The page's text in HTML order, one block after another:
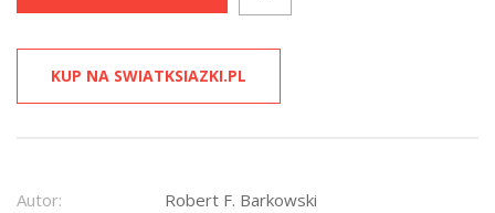
KUP NA SWIATKSIAZKI.PL
Autor: Robert F. Barkowski